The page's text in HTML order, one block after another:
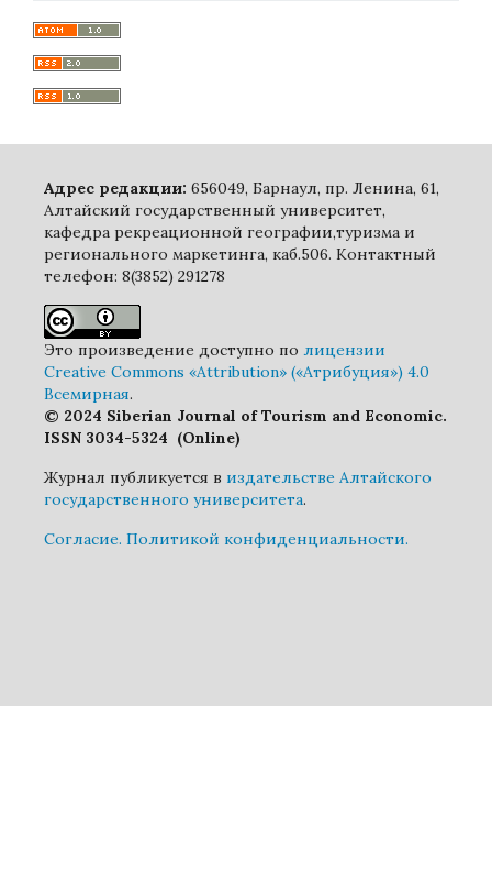
Адрес редакции: 656049, Барнаул, пр. Ленина, 61,
Алтайский государственный университет,
кафедра рекреационной географии,туризма и
регионального маркетинга, каб.506. Контактный
телефон: 8(3852) 291278
Это произведение доступно по лицензии
Creative Commons «Attribution» («Атрибуция») 4.0
Всемирная.
© 2024 Siberian Journal of Tourism and Economic.
ISSN 3034-5324 (Online)
Журнал публикуется в издательстве Алтайского
государственного университета.
Cогласие. Политикой конфиденциальности.